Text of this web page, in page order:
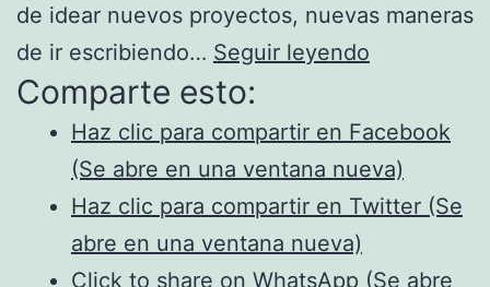
de idear nuevos proyectos, nuevas maneras
de ir escribiendo… Seguir leyendo
TRAYECTO
Comparte esto:
Haz clic para compartir en Facebook
(Se abre en una ventana nueva)
Haz clic para compartir en Twitter (Se
abre en una ventana nueva)
Click to share on WhatsApp (Se abre